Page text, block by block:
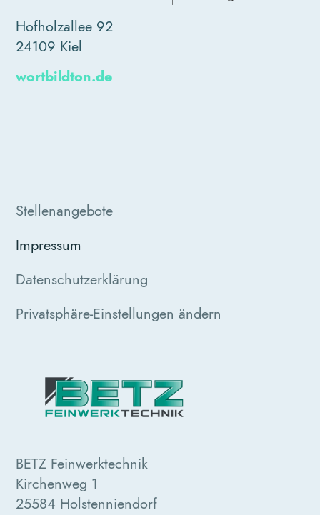
Hofholzallee 92
24109 Kiel
wortbildton.de
Stellenangebote
Impressum
Datenschutzerklärung
Privatsphäre-Einstellungen ändern
BETZ Feinwerktechnik
Kirchenweg 1
25584 Holstenniendorf